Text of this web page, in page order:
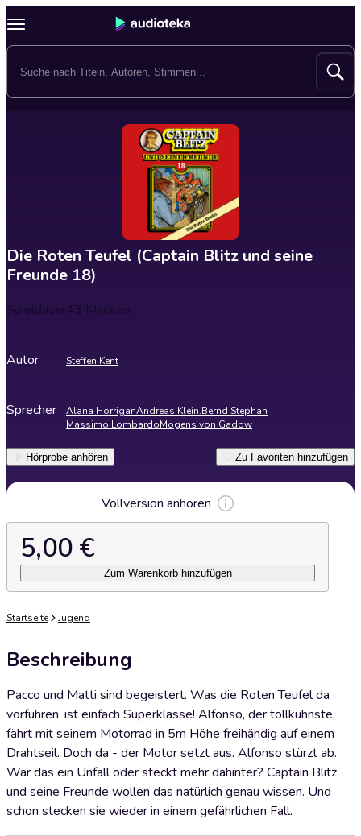
Die Roten Teufel (Captain Blitz und seine
Freunde 18)
Spieldauer43 Minuten
Autor Steffen Kent
Sprecher Alana HorriganAndreas Klein.Bernd Stephan
Massimo LombardoMogens von Gadow
Hörprobe anhören Zu Favoriten hinzufügen
Vollversion anhören
5,00 €
Zum Warenkorb hinzufügen
Startseite Jugend
Beschreibung
Pacco und Matti sind begeistert. Was die Roten Teufel da
vorführen, ist einfach Superklasse! Alfonso, der tollkühnste,
fährt mit seinem Motorrad in 5m Höhe freihändig auf einem
Drahtseil. Doch da - der Motor setzt aus. Alfonso stürzt ab.
War das ein Unfall oder steckt mehr dahinter? Captain Blitz
und seine Freunde wollen das natürlich genau wissen. Und
schon stecken sie wieder in einem gefährlichen Fall.